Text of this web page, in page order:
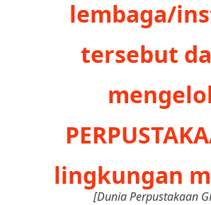
lembaga/
tersebut
lingkungan
[Dunia Perpustakaan